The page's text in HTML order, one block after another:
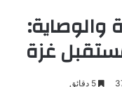
والوصاية:
غزة